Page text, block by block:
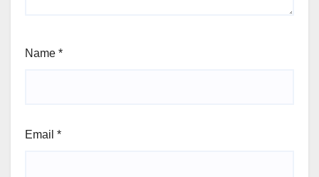
Name *
Email *